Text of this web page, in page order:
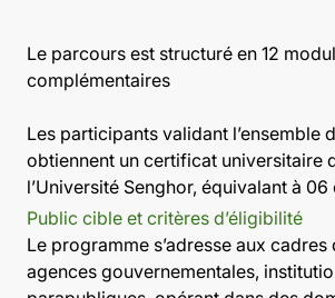
Le parcours est structuré en 12
complémentaires
Les participants validant l’ensemble
obtiennent un certificat universitaire
l’Université Senghor, équivalant à 06
Public cible et critères d’éligibilité
Le programme s’adresse aux cadres
agences gouvernementales,